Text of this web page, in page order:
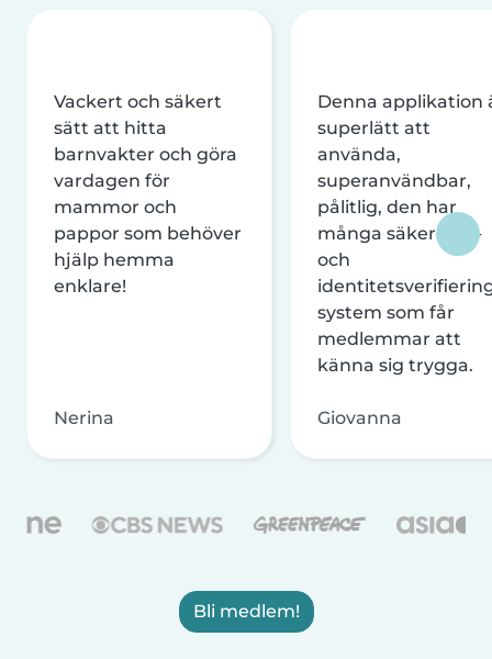
Vackert och säkert
sätt att hitta
barnvakter och göra
vardagen för
mammor och
pappor som behöver
hjälp hemma
enklare!
Nerina
Denna applikation
superlätt att
använda,
superanvändbar,
pålitlig, den har
många säkerhets-
och
system som får
medlemmar att
känna sig trygga.
Giovanna
Bli medlem!